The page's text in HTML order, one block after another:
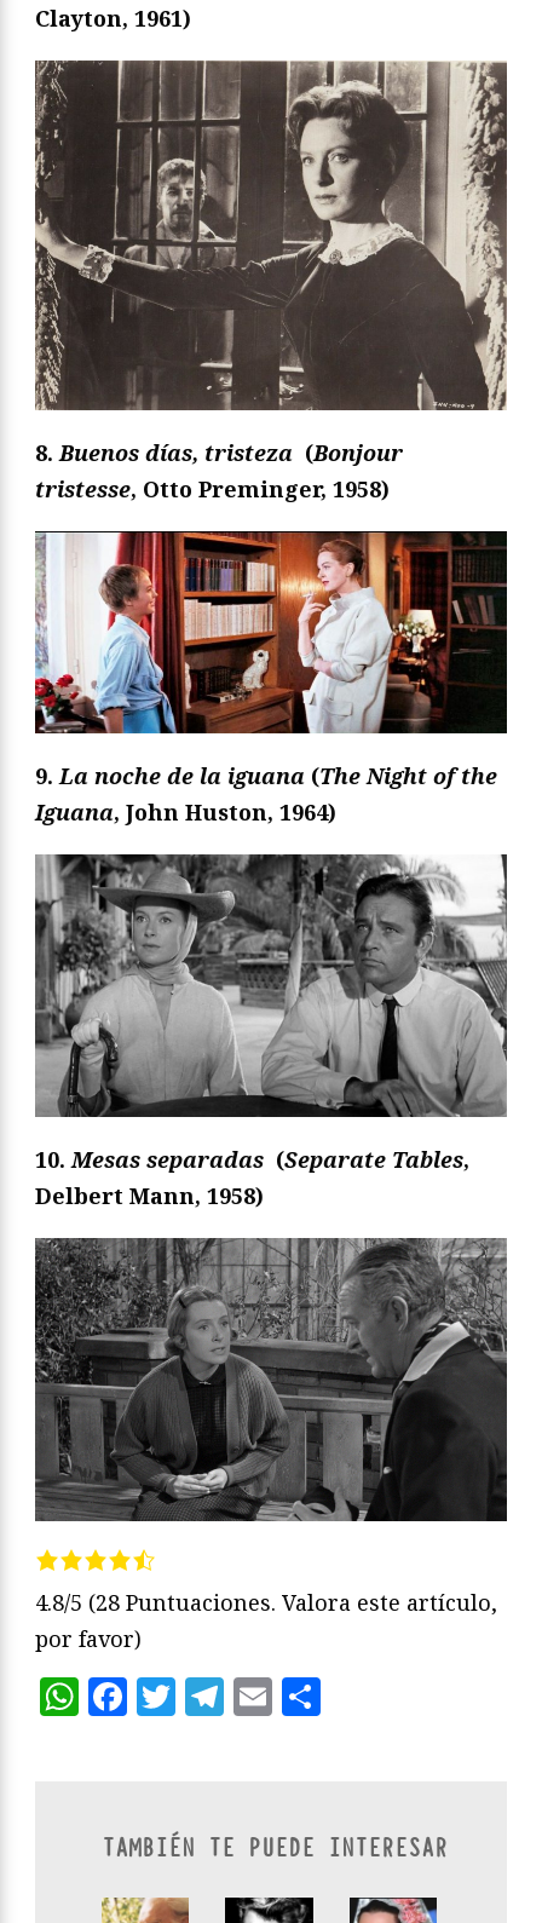
Clayton, 1961)
8.Buenos días, tristeza (Bonjour
tristesse, Otto Preminger, 1958)
9. La noche de la iguana (The Night of the
Iguana, John Huston, 1964)
10.Mesas separadas (Separate Tables,
Delbert Mann, 1958)
4.8/5 (28 Puntuaciones. Valora este artículo,
por favor)
WhatsApp
Facebook
Twitter
Telegram
Email
TAMBIÉN TE PUEDE INTERESAR